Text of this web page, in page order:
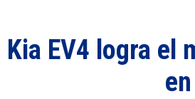
Kia EV4 logra el